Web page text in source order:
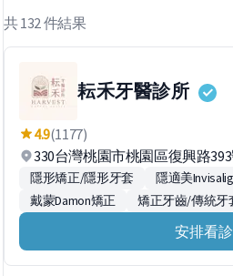
共 132 件結果
耘禾牙醫診所
4.9(1177)
330台灣桃園市桃園區復興路
隱形矯正/隱形牙套 隱適美
戴蒙Damon矯正
矯正牙齒/傳統牙
安排看診